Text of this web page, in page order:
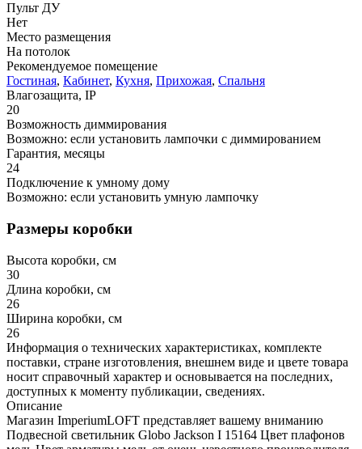
Пульт ДУ
Нет
Место размещения
На потолок
Рекомендуемое помещение
Гостиная, Кабинет, Кухня, Прихожая, Спальня
Влагозащита, IP
20
Возможность диммирования
Возможно: если установить лампочки с диммированием
Гарантия, месяцы
24
Подключение к умному дому
Возможно: если установить умную лампочку
Размеры коробки
Высота коробки, см
30
Длина коробки, см
26
Ширина коробки, см
26
Информация о технических характеристиках, комплекте
поставки, стране изготовления, внешнем виде и цвете товара
носит справочный характер и основывается на последних,
доступных к моменту публикации, сведениях.
Описание
Магазин ImperiumLOFT представляет вашему вниманию
Подвесной светильник Globo Jackson I 15164 Цвет плафонов